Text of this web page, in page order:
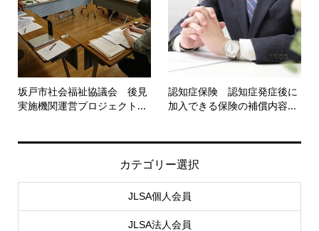
坂戸市社会福祉協議会 後見
実施機関運営プロジェクト...
認知症保険 認知症発症後に
加入できる保険の補償内容...
カテゴリー選択
JLSA個人会員
JLSA法人会員